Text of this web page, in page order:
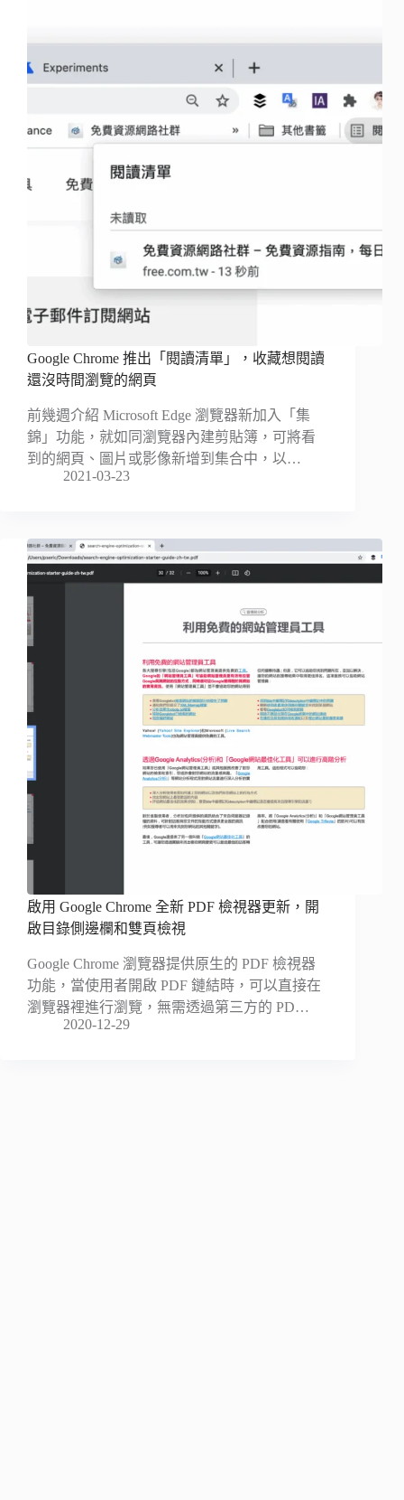
Google Chrome 推出「閱讀清單」，收藏想閱讀
還沒時間瀏覽的網頁
前幾週介紹 Microsoft Edge 瀏覽器新加入「集
錦」功能，就如同瀏覽器內建剪貼簿，可將看
到的網頁、圖片或影像新增到集合中，以…
2021-03-23
啟用 Google Chrome 全新 PDF 檢視器更新，開
啟目錄側邊欄和雙頁檢視
Google Chrome 瀏覽器提供原生的 PDF 檢視器
功能，當使用者開啟 PDF 鏈結時，可以直接在
瀏覽器裡進行瀏覽，無需透過第三方的 PD…
2020-12-29